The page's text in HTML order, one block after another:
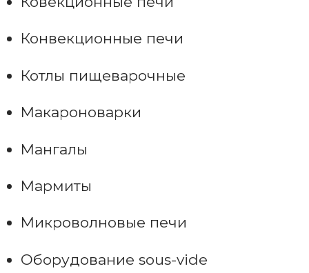
Конвекционные печи
Котлы пищеварочные
Макароноварки
Мангалы
Мармиты
Микроволновые печи
Оборудование sous-vide